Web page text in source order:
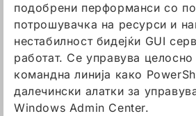
подобрени перформанси со
потрошувачка на ресурси и
нестабилност бидејќи GUI
работат. Се управува целосно
командна линија како
далечински алатки за
Windows Admin Center.